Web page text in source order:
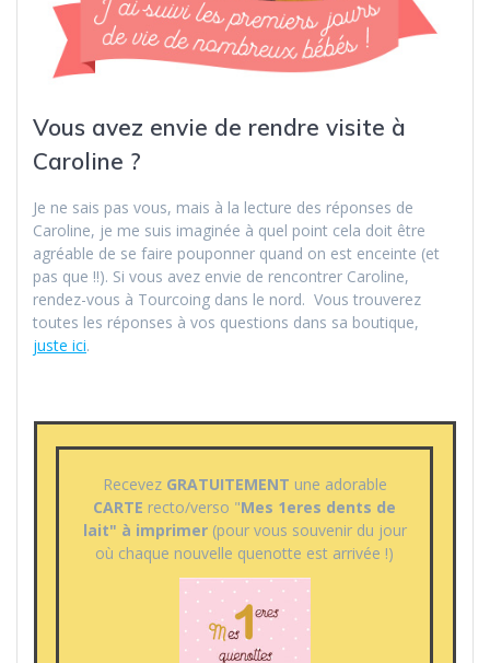
Vous avez envie de rendre visite à
Caroline ?
Je ne sais pas vous, mais à la lecture des réponses de
Caroline, je me suis imaginée à quel point cela doit être
agréable de se faire pouponner quand on est enceinte (et
pas que !!). Si vous avez envie de rencontrer Caroline,
rendez-vous à Tourcoing dans le nord. Vous trouverez
toutes les réponses à vos questions dans sa boutique,
juste ici.
Recevez GRATUITEMENT une adorable
CARTE recto/verso "Mes 1eres dents de
lait" à imprimer (pour vous souvenir du jour
où chaque nouvelle quenotte est arrivée !)